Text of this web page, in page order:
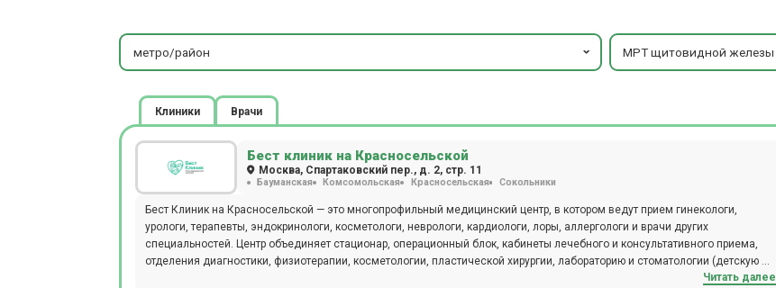
метро/район МРТ щитовидной железы
Клиники Врачи
Бест клиник на Красносельской
Москва, Спартаковский пер., д. 2, стр. 11
Бауманская Комсомольская Красносельская Сокольники
Бест Клиник на Красносельской — это многопрофильный медицинский центр, в котором ведут прием гинекологи,
урологи, терапевты, эндокринологи, косметологи, неврологи, кардиологи, лоры, аллергологи и врачи других
специальностей. Центр объединяет стационар, операционный блок, кабинеты лечебного и консультативного приема,
отделения диагностики, физиотерапии, косметологии, пластической хирургии, лабораторию и стоматологии (детскую и
взрослую). В диагностическом отделении можно пройти КТ, МРТ рентген, разные виды УЗИ, сдать экспресс-анализы
Читать далее